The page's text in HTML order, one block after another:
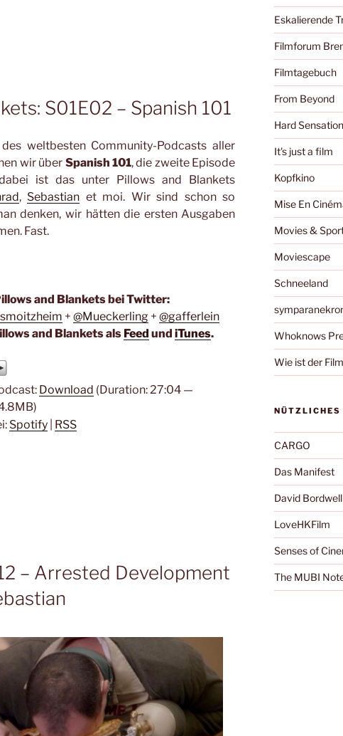
S01E02 – Spanish 101
weltbesten Community-Podcasts aller
wir über Spanish 101, die zweite Episode
ist das unter Pillows and Blankets
, Sebastian et moi. Wir sind schon so
denken, wir hätten die ersten Ausgaben
Fast.
and Blankets bei Twitter:
+ @Mueckerling + @gafferlein
and Blankets als Feed und iTunes.
Download (Duration: 27:04 —
Spotify RSS
– Arrested Development
Eskalierende
Filmforum
Filmtagebuch
From Beyond
Hard
It's just a film
Kopfkino
Mise En
Movies &
Moviescape
Schneeland
Whoknows
Wie ist der
NÜTZLICHES
CARGO
Das Manifest
David Bordwell
LoveHKFilm
Senses of
The MUBI